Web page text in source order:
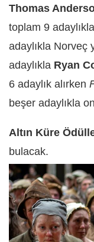
Thomas
toplam 9
adaylıkla Norveç
adaylıkla Ryan
6 adaylık alırken
beşer adaylıkla
Altın Küre
bulacak.